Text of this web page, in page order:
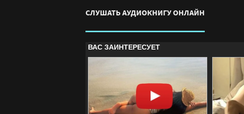
СЛУШАТЬ АУДИОКНИГУ ОНЛАЙН